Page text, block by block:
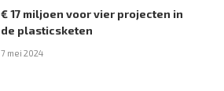
€ 17 miljoen voor vier projecten in
de plasticsketen
7 mei 2024